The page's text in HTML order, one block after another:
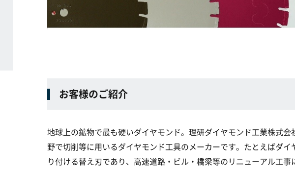
お客様のご紹介
地球上の鉱物で最も硬いダイヤモンド。理研ダイヤモンド工業株式
野で切削等に用いるダイヤモンド工具のメーカーです。たとえばダ
り付ける替え刃であり、高速道路・ビル・橋梁等のリニューアル工事